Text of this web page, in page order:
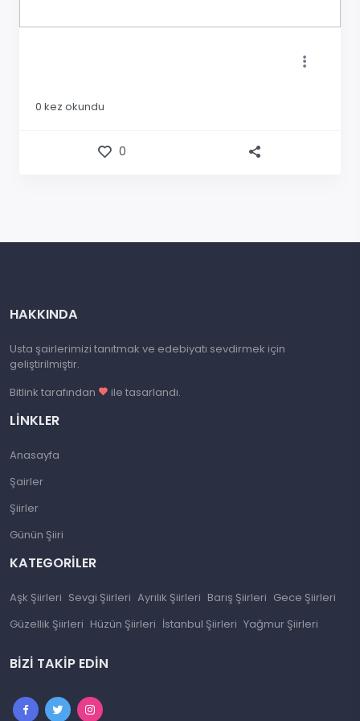
0 kez okundu
0
HAKKINDA
Usta şairlerimizi tanıtmak ve edebiyatı sevdirmek için
geliştirilmiştir.
Bitlink tarafından
ile tasarlandı.
LINKLER
Anasayfa
Şairler
Şiirler
Günün Şiiri
KATEGORILER
Aşk Şiirleri Sevgi Şiirleri Ayrılık Şiirleri Barış Şiirleri Gece Şiirleri
Güzellik Şiirleri Hüzün Şiirleri İstanbul Şiirleri Yağmur Şiirleri
BIZI TAKIP EDIN